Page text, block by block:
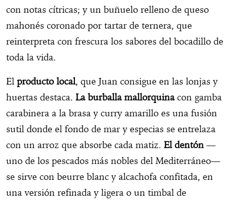
con notas cítricas; y un buñuelo relleno de queso
mahonés coronado por tartar de ternera, que
reinterpreta con frescura los sabores del bocadillo de
toda la vida.
El producto local, que Juan consigue en las lonjas y
huertas destaca. La burballa mallorquinacon gamba
carabinera a la brasa y curry amarillo es una fusión
sutil donde el fondo de mar y especias se entrelaza
con un arroz que absorbe cada matiz. El dentón —
uno de los pescados más nobles del Mediterráneo—
se sirve con beurre blanc y alcachofa confitada, en
una versión refinada y ligera o un timbal de